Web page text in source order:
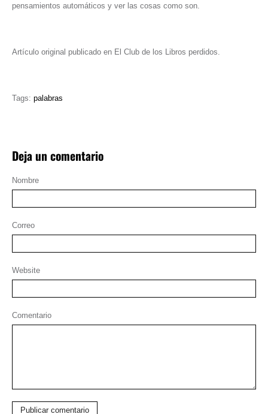
pensamientos automáticos y ver las cosas como son.
Artículo original publicado en El Club de los Libros perdidos.
Tags: palabras
Deja un comentario
Nombre
Correo
Website
Comentario
Publicar comentario